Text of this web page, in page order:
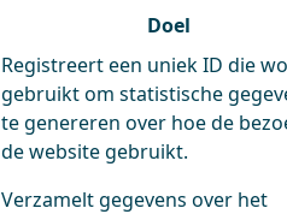
Doel
Registreert een uniek ID die
gebruikt om statistische
te genereren over hoe de
de website gebruikt.
Verzamelt gegevens over het